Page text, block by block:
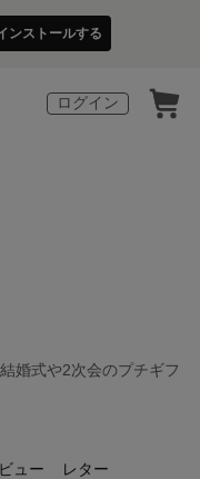
ンストールする
ログイン
婚式や2次会のプチギフ
ュー レター